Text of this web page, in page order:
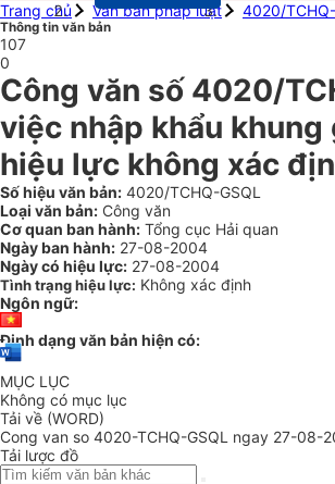
Trang chủ
Văn bản pháp luật 4020/TCHQ-
Thông tin văn bản
107
0
Công văn số 4020/
việc nhập khẩu
hiệu lực không xác
Số hiệu văn bản: 4020/TCHQ-GSQL
Loại văn bản: Công văn
Cơ quan ban hành: Tổng cục Hải quan
Ngày ban hành: 27-08-2004
Ngày có hiệu lực: 27-08-2004
Tình trạng hiệu lực: Không xác định
Ngôn ngữ:
Định dạng văn bản hiện có:
MỤC LỤC
Không có mục lục
Tải về (WORD)
Cong van so 4020-TCHQ-GSQL ngay 27-08-
Tải lược đồ